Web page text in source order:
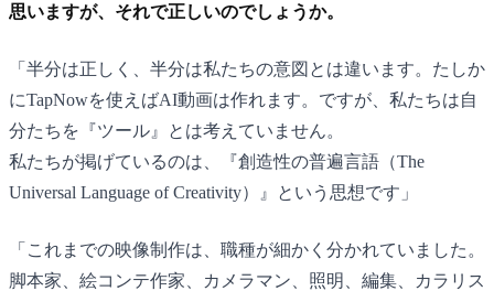
思いますが、それで正しいのでしょうか。
「半分は正しく、半分は私たちの意図とは違います。たしか
にTapNowを使えばAI動画は作れます。ですが、私たちは自
分たちを『ツール』とは考えていません。
私たちが掲げているのは、『創造性の普遍言語（The
Universal Language of Creativity）』という思想です」
「これまでの映像制作は、職種が細かく分かれていました。
脚本家、絵コンテ作家、カメラマン、照明、編集、カラリス